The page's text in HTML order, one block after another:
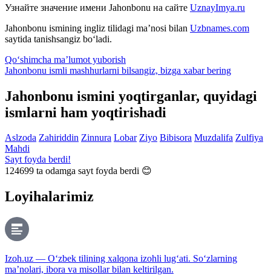
Узнайте значение имени Jahonbonu на сайте UznayImya.ru
Jahonbonu ismining ingliz tilidagi ma’nosi bilan Uzbnames.com
saytida tanishsangiz bo‘ladi.
Qo‘shimcha ma’lumot yuborish
Jahonbonu ismli mashhurlarni bilsangiz, bizga xabar bering
Jahonbonu ismini yoqtirganlar, quyidagi
ismlarni ham yoqtirishadi
Aslzoda Zahiriddin Zinnura Lobar Ziyo Bibisora Muzdalifa Zulfiya
Mahdi
Sayt foyda berdi!
124699 ta odamga sayt foyda berdi 😊
Loyihalarimiz
Izoh.uz — O‘zbek tilining xalqona izohli lug‘ati. So‘zlarning
ma’nolari, ibora va misollar bilan keltirilgan.